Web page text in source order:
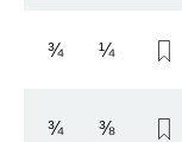
¾ ¼
¾ ⅜